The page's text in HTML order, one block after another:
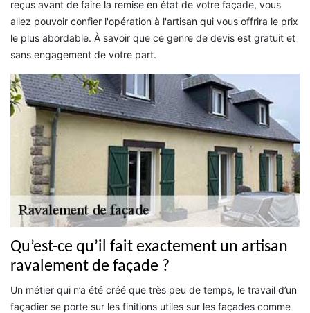
reçus avant de faire la remise en état de votre façade, vous
allez pouvoir confier l'opération à l'artisan qui vous offrira le prix
le plus abordable. À savoir que ce genre de devis est gratuit et
sans engagement de votre part.
Qu’est-ce qu’il fait exactement un artisan
ravalement de façade ?
Un métier qui n’a été créé que très peu de temps, le travail d’un
façadier se porte sur les finitions utiles sur les façades comme